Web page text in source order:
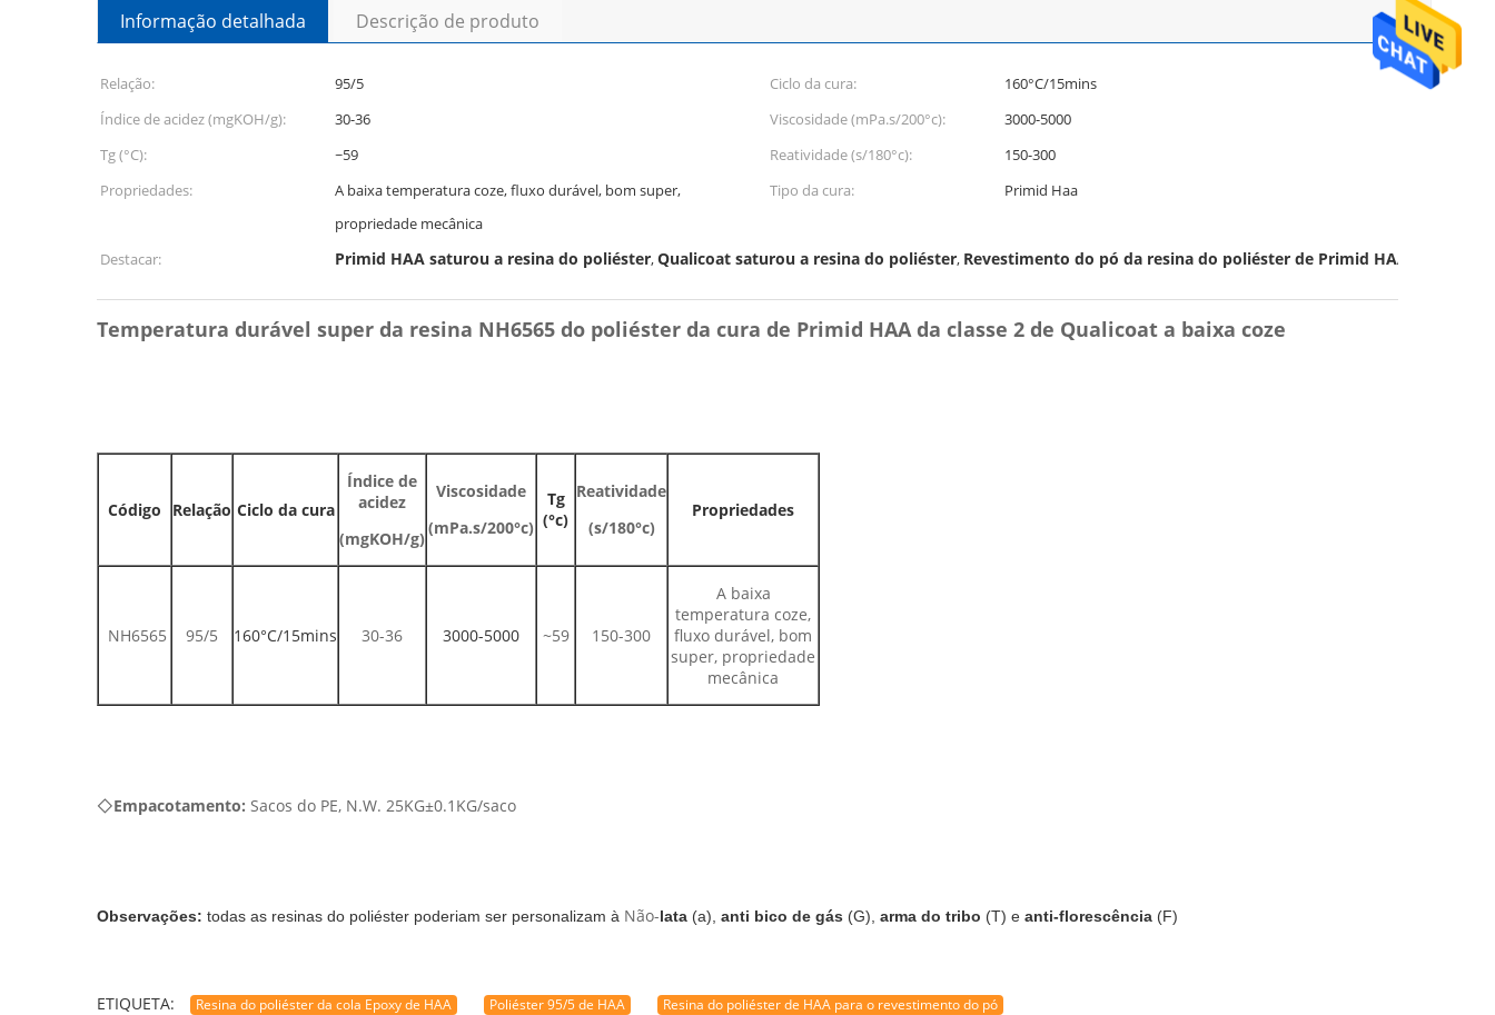
Informação detalhada Descrição de produto
Relação: 95/5 Ciclo da cura:
160°C/15mins
Índice de acidez (mgKOH/g):
30-36 Viscosidade (mPa.s/200°c):
3000-5000
Tg (°C):
~59 Reatividade (s/180°c):
150-300
Propriedades:
A baixa temperatura coze, fluxo durável, bom super,
propriedade mecânica
Tipo da cura: Primid Haa
Destacar: Primid HAA saturou a resina do poliéster,Qualicoat saturou a resina do poliéster, Revestimento do pó da resina do poliéster de Primid HAA
Temperatura durável super da resina NH6565 do poliéster da cura de Primid HAA da classe 2 de Qualicoat a baixa coze
Código Relação Ciclo da cura
Índice de
acidez
(mgKOH/g)
Viscosidade
(mPa.s/200°c)
Tg
(°c)
Reatividade
(s/180°c)
Propriedades
NH6565 95/5 160°C/15mins 30-36 3000-5000 ~59 150-300
A baixa
temperatura coze,
fluxo durável, bom
super, propriedade
mecânica
◇Empacotamento: Sacos do PE, N.W. 25KG±0.1KG/saco
Observações: todas as resinas do poliéster poderiam ser personalizam à Não-lata (a), anti bico de gás (G), arma do tribo (T) e anti-florescência (F)
ETIQUETA: Resina do poliéster da cola Epoxy de HAA Poliéster 95/5 de HAA Resina do poliéster de HAA para o revestimento do pó